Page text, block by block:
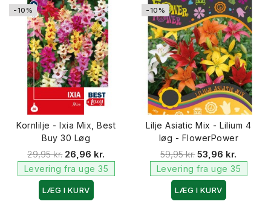
-10%
Kornlilje - Ixia Mix, Best
Buy 30 Løg
29,95 kr. 26,96 kr.
Levering fra uge 35
LÆG I KURV
-10%
Lilje Asiatic Mix - Lilium 4
løg - FlowerPower
59,95 kr. 53,96 kr.
Levering fra uge 35
LÆG I KURV